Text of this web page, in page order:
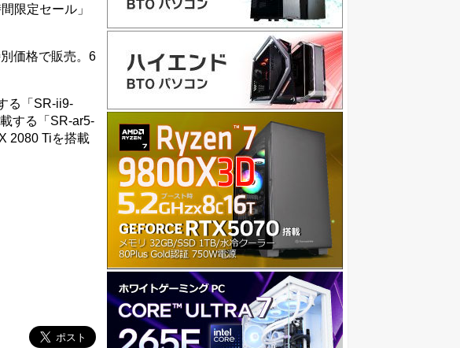
限定セール」
価格で販売。6
る「SR-ii9-
する「SR-ar5-
2080 Tiを搭載